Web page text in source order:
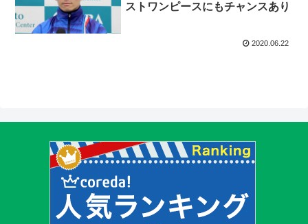
ストワンピースにもチャンスあり
2020.06.22